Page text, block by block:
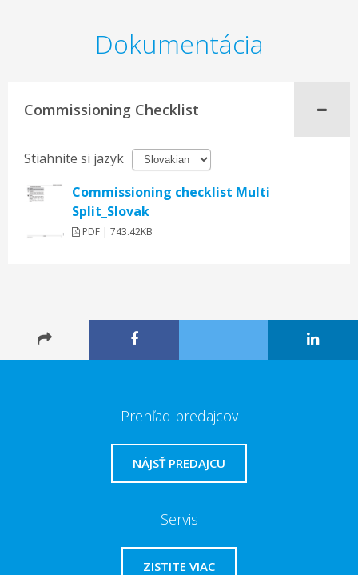
Dokumentácia
Commissioning Checklist
Stiahnite si jazyk
Commissioning checklist Multi
Split_Slovak
PDF | 743.42KB
Prehľad predajcov
NÁJSŤ PREDAJCU
Servis
ZISTITE VIAC